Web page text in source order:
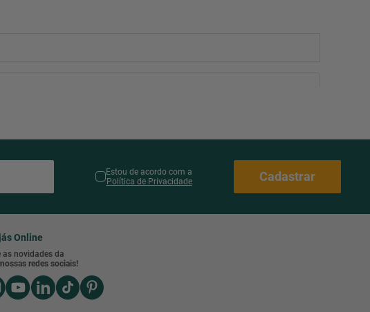
Estou de acordo com a
Política de Privacidade
Cadastrar
Online
as novidades da
redes sociais!